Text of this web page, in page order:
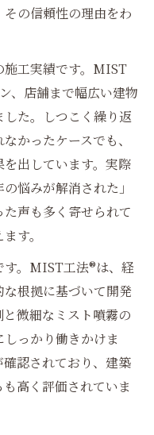
の信頼性の理由をわ
施工実績です。MIST
、店舗まで幅広い建物
た。しつこく繰り返
かったケースでも、
出しています。実際
悩みが解消された」
た声も多く寄せられて
す。
す。MIST工法®は、経
根拠に基づいて開発
微細なミスト噴霧の
っかり働きかけま
認されており、建築
高く評価されていま